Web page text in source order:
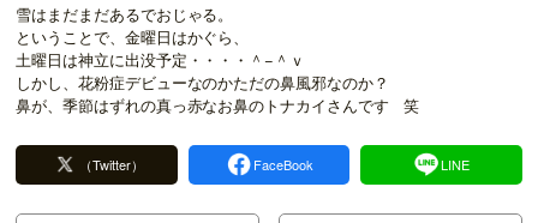
雪はまだまだあるでおじゃる。
ということで、金曜日はかぐら、
土曜日は神立に出没予定・・・・＾−＾ｖ
しかし、花粉症デビューなのかただの鼻風邪なのか？
鼻が、季節はずれの真っ赤なお鼻のトナカイさんです 笑
（Twitter） FaceBook LINE